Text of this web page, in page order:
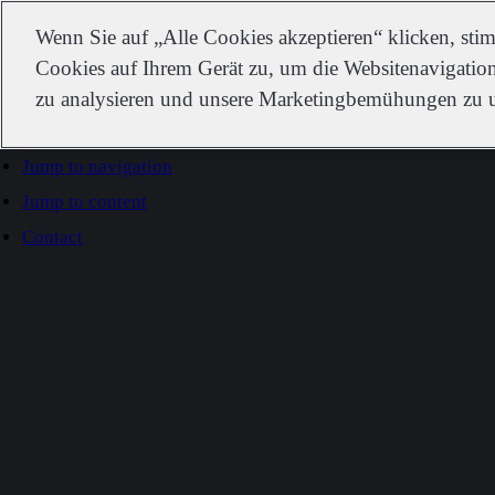
Jump to navigation
Jump to content
Contact
IDEXXWenn Sie auf „Alle Cookies akzeptieren“ klicken,
Cookies auf Ihrem Gerät zu, um die
zu analysieren und unsere Marketingbemühungen zu